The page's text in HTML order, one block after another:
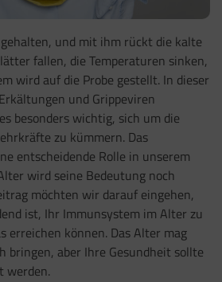
und mit ihm rückt die kalte
fallen, die Temperaturen sinken,
wird auf die Probe gestellt. In dieser
und Grippeviren
besonders wichtig, sich um die
zu kümmern. Das
entscheidende Rolle in unserem
wird seine Bedeutung noch
möchten wir darauf eingehen,
ist, Ihr Immunsystem im Alter zu
erreichen können. Das Alter mag
bringen, aber Ihre Gesundheit sollte
werden.